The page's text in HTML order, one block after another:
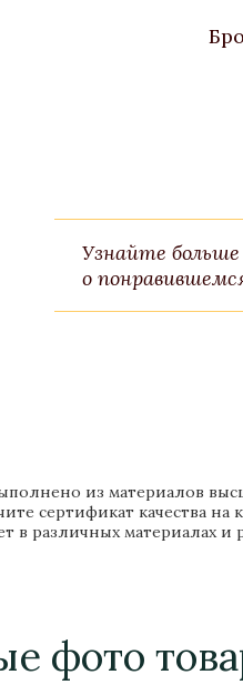
Узнайте больше
о
из материалов
сертификат качества
в различных материалах и
фото